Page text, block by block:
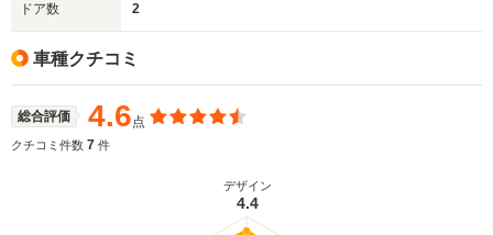
ドア数 2
車種クチコミ
総合評価 4.6点
クチコミ件数 7 件
デザイン
4.4